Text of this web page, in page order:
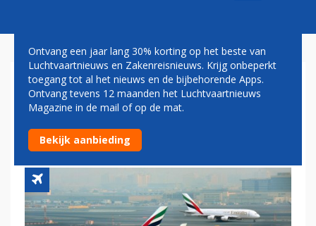
MIDDEN-OOSTEN CARRIERS
MAANDAG GROTE AFWEZIGEN
BIJ IATA-VERGADERING
Ontvang een jaar lang 30% korting op het beste van
Luchtvaartnieuws en Zakenreisnieuws. Krijg onbeperkt
toegang tot al het nieuws en de bijbehorende Apps.
Ontvang tevens 12 maanden het Luchtvaartnieuws
Magazine in de mail of op de mat.
Bekijk aanbieding